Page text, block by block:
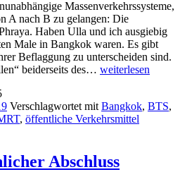
Massenverkehrssysteme,
A nach B zu gelangen: Die
Haben Ulla und ich ausgiebig
Male in Bangkok waren. Es gibt
Beflaggung zu unterscheiden sind.
beiderseits des… Bangkok
weiterlesen
Verschlagwortet mit Bangkok, BTS,
, öffentliche Verkehrsmittel
Abschluss